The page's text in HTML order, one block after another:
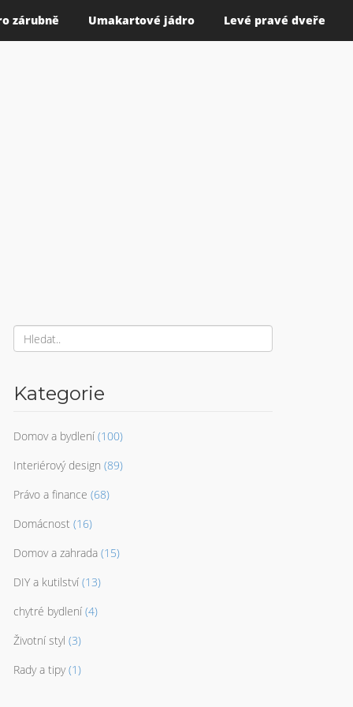
zárubně Umakartové jádro Levé pravé dveře
Kategorie
Domov a bydlení (100)
Interiérový design (89)
Právo a finance (68)
Domácnost (16)
Domov a zahrada (15)
DIY a kutilství (13)
chytré bydlení (4)
Životní styl (3)
Rady a tipy (1)